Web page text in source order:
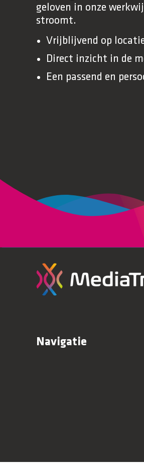
geloven in onze
stroomt.
Vrijblijvend op
Direct inzicht in de
Een passend en
Navigatie